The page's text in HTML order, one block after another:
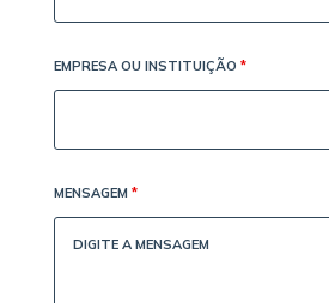
EMPRESA OU INSTITUIÇÃO *
MENSAGEM *